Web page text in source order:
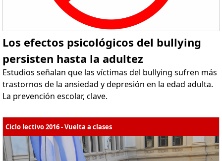
Los efectos psicológicos del bullying
persisten hasta la adultez
Estudios señalan que las víctimas del bullying sufren más
trastornos de la ansiedad y depresión en la edad adulta.
La prevención escolar, clave.
Ciclo lectivo 2016 - Vuelta a clases